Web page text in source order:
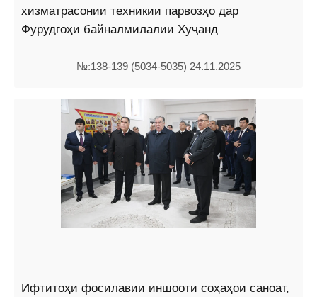
хизматрасонии техникии парвозҳо дар
Фурудгоҳи байналмилалии Хуҷанд
№:138-139 (5034-5035) 24.11.2025
Ифтитоҳи фосилавии иншооти соҳаҳои саноат,